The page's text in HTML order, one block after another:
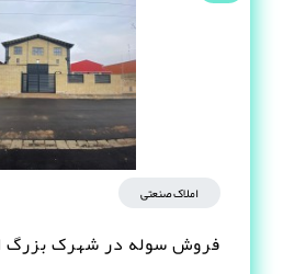
املاک صنعتی
فروش سوله در شهرک بزرگ